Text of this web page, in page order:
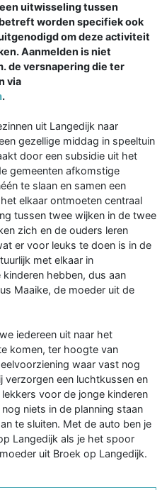
uitwisseling tussen
worden specifiek ook
om deze activiteit
Aanmelden is niet
de versnapering die ter
via
.
uit Langedijk naar
gezellige middag in speeltuin
door een subsidie uit het
gemeenten afkomstige
te slaan en samen een
elkaar ontmoeten centraal
tussen twee wijken in de twee
zich en de ouders leren
er voor leuks te doen is in de
met elkaar in
hebben, dus aan
Maaike, de moeder uit de
iedereen uit naar het
komen, ter hoogte van
waar vast nog
verzorgen een luchtkussen en
voor de jonge kinderen
niets in de planning staan
te sluiten. Met de auto ben je
Langedijk als je het spoor
uit Broek op Langedijk.